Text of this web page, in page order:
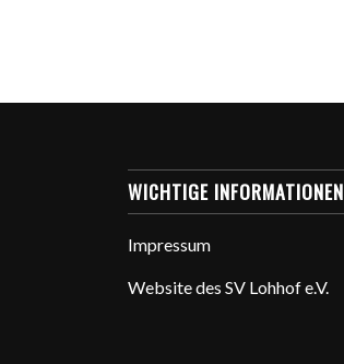
WICHTIGE INFORMATIONEN
Impressum
Website des SV Lohhof e.V.